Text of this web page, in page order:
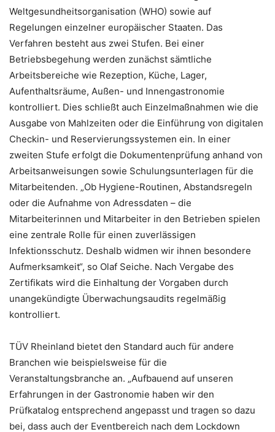
Weltgesundheitsorganisation (WHO) sowie auf
Regelungen einzelner europäischer Staaten. Das
Verfahren besteht aus zwei Stufen. Bei einer
Betriebsbegehung werden zunächst sämtliche
Arbeitsbereiche wie Rezeption, Küche, Lager,
Aufenthaltsräume, Außen- und Innengastronomie
kontrolliert. Dies schließt auch Einzelmaßnahmen wie die
Ausgabe von Mahlzeiten oder die Einführung von digitalen
Checkin- und Reservierungssystemen ein. In einer
zweiten Stufe erfolgt die Dokumentenprüfung anhand von
Arbeitsanweisungen sowie Schulungsunterlagen für die
Mitarbeitenden. „Ob Hygiene-Routinen, Abstandsregeln
oder die Aufnahme von Adressdaten – die
Mitarbeiterinnen und Mitarbeiter in den Betrieben spielen
eine zentrale Rolle für einen zuverlässigen
Infektionsschutz. Deshalb widmen wir ihnen besondere
Aufmerksamkeit“, so Olaf Seiche. Nach Vergabe des
Zertifikats wird die Einhaltung der Vorgaben durch
unangekündigte Überwachungsaudits regelmäßig
kontrolliert.
TÜV Rheinland bietet den Standard auch für andere
Branchen wie beispielsweise für die
Veranstaltungsbranche an. „Aufbauend auf unseren
Erfahrungen in der Gastronomie haben wir den
Prüfkatalog entsprechend angepasst und tragen so dazu
bei, dass auch der Eventbereich nach dem Lockdown